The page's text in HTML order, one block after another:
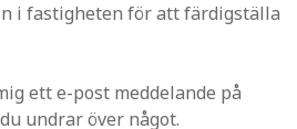
i fastigheten för att färdigställa
ett e-post meddelande på
undrar över något.